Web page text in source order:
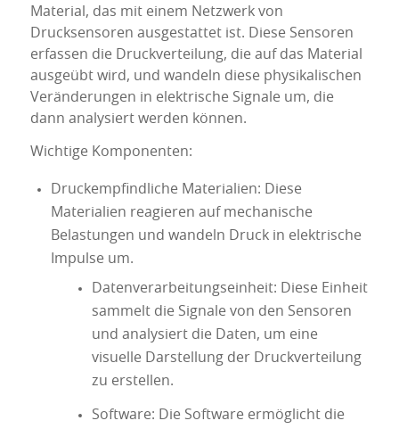
Material, das mit einem Netzwerk von
Drucksensoren ausgestattet ist. Diese Sensoren
erfassen die Druckverteilung, die auf das Material
ausgeübt wird, und wandeln diese physikalischen
Veränderungen in elektrische Signale um, die
dann analysiert werden können.
Wichtige Komponenten:
Druckempfindliche Materialien: Diese
Materialien reagieren auf mechanische
Belastungen und wandeln Druck in elektrische
Impulse um.
Datenverarbeitungseinheit: Diese Einheit
sammelt die Signale von den Sensoren
und analysiert die Daten, um eine
visuelle Darstellung der Druckverteilung
zu erstellen.
Software: Die Software ermöglicht die